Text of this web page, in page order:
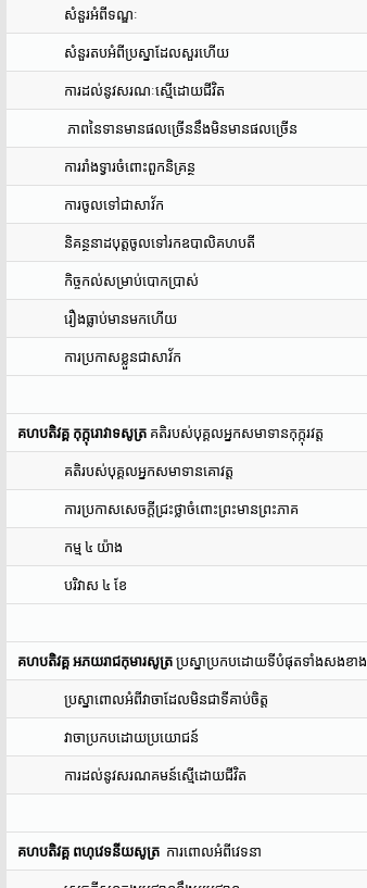
សំនួរអំពីទណ្ឌៈ
សំនួរតបអំពីប្រស្នាដែលសួរហើយ
ការដល់នូវសរណៈស្មើដោយជីវិត
ភាពនៃទានមានផលច្រើននឹងមិនមានផលច្រើន
ការរាំងទ្វារចំពោះពួកនិគ្រន្ថ
ការចូលទៅជាសាវ័ក
និគន្ថនាដបុត្តចូលទៅរកឧបាលិគហបតី
កិច្ចកល់សម្រាប់បោកប្រាស់
រឿងធ្លាប់មានមកហើយ
ការប្រកាសខ្លួនជាសាវ័ក
គហបតិវគ្គ កុក្កុរោវាទសូត្រ គតិរបស់បុគ្គលអ្នកសមាទានកុក្កុរវត្ត
គតិរបស់បុគ្គលអ្នកសមាទានគោវត្ត
ការប្រកាសសេចក្តីជ្រះថ្លាចំពោះព្រះមានព្រះភាគ
កម្ម ៤ យ៉ាង
បរិវាស ៤ ខែ
គហបតិវគ្គ អភយរាជកុមារសូត្រ ប្រស្នាប្រកបដោយទីបំផុតទាំងសងខាង
ប្រស្នាពោលអំពីវាចាដែលមិនជាទីគាប់ចិត្ត
វាចាប្រកបដោយប្រយោជន៍
ការដល់នូវសរណគមន៍ស្មើដោយជីវិត
គហបតិវគ្គ ពហុវេទនីយសូត្រ ការពោលអំពីវេទនា